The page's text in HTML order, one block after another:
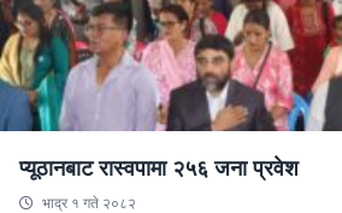
प्यूठानबाट रास्वपामा २५६ जना प्रवेश
भाद्र १ गते २०८२